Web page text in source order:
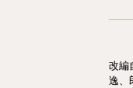
改編
逸、